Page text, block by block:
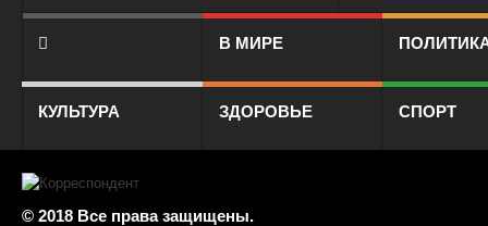
В МИРЕ
КУЛЬТУРА ЗДОРОВЬЕ СПОРТ
© 2018 Все права защищены.